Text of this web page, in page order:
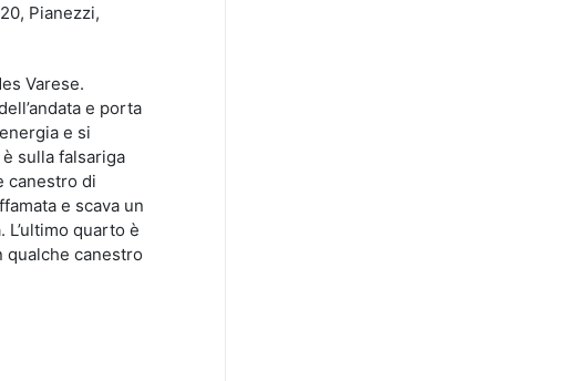
Pianezzi,
Varese.
e porta
e si
sulla falsariga
canestro di
e scava un
quarto è
qualche canestro